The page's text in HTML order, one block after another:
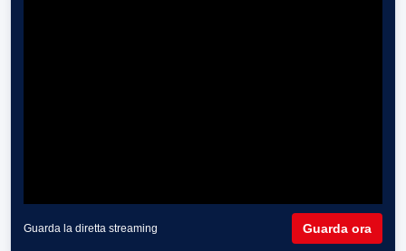
Guarda la diretta streaming Guarda ora